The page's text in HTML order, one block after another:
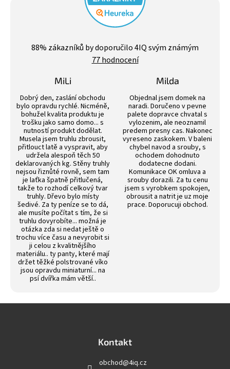
hodnocení
obchodu
je
hvězdiček.
88% zákazníků by doporučilo 4IQ svým známým
77 hodnocení
MiLi
Hodnocení obchodu je 3 z 5 hvězdiček.
Dobrý den, zaslání obchodu
bylo opravdu rychlé. Nicméně,
bohužel kvalita produktu je
trošku jako samo domo... s
nutností produkt dodělat.
Musela jsem truhlu zbrousit,
přitlouct latě a vyspravit, aby
udržela alespoň těch 50
deklarovaných kg. Stěny truhly
nejsou řiznůté rovně, sem tam
je laťka špatně přitlučená,
takže to rozhodí celkový tvar
truhly. Dřevo bylo místy
šedivé. Za ty peníze se to dá,
ale musíte počítat s tím, že si
truhlu dovyrobíte... možná je
otázka zda si nedat ještě o
trochu více času a nevyrobit si
ji celou z kvalitnějšího
materiálu.. ty panty, které mají
držet těžké polstrované víko
jsou opravdu miniaturní... na
psí dvířka mám větší..
Milda
Objednal jsem domek na
naradi. Doručeno v pevne
palete dopravce chvatal s
vylozenim, ale neoznamil
predem presny cas. Nakonec
vyreseno zaskokem. V baleni
chybel navod a srouby, s
ochodem dohodnuto
dodatecne dodani.
Komunikace OK omluva a
srouby dorazili. Za tu cenu
jsem s vyrobkem spokojen,
obrousit a natrit je uz moje
prace. Doporucuji obchod.
Kontakt
obchod@4iq.cz